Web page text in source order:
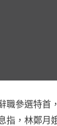
職參選特首
指，林鄭月